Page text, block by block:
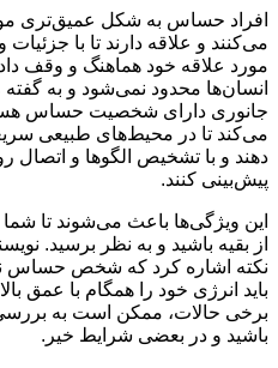
افراد حساس به شکل عمیق‌تری
می‌کنند و علاقه دارند تا با
مورد علاقه خود هماهنگ و وقف
جانوری دارای شخصیت حساس
می‌کند تا در محیط‌های طبیعی
دهند و با تشخیص الگوها و اتصال
پیش‌بینی کنند.
این ویژگی‌ها باعث می‌شوند تا
از بقیه باشید و به نظر برسید.
نکته اشاره کرد که شخص حساس
باید انرژی خود را همگام با عمق
برخی حالات، ممکن است به
باشید و در بعضی شرایط خیر.